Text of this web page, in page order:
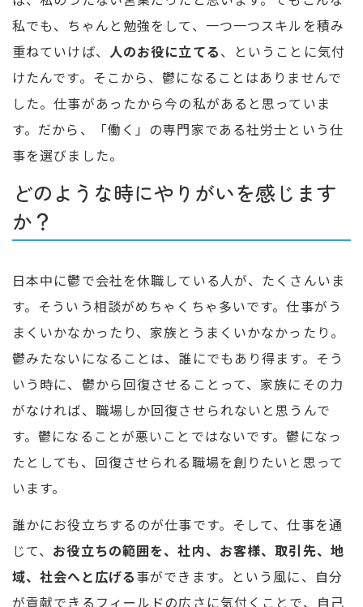
私でも、ちゃんと勉強をして、一つ一つスキルを積み
重ねていけば、 人のお役に立てる、ということに気付
けたんです。そこから、鬱になることはありませんで
した。仕事があったから今の私があると思っていま
す。だから、「働く」の専門家である社労士という仕
事を選びました。
どのような時にやりがいを感じます
か？
日本中に鬱で会社を休職している人が、たくさんいま
す。そういう相談がめちゃくちゃ多いです。仕事がう
まくいかなかったり、家族とうまくいかなかったり。
鬱みたないになることは、誰にでもあり得ます。そう
いう時に、鬱から回復させることって、家族にその力
がなければ、職場しか回復させられないと思うんで
す。鬱になることが悪いことではないです。鬱になっ
たとしても、回復させられる職場を創りたいと思って
います。
誰かにお役立ちするのが仕事です。そして、仕事を通
じて、 お役立ちの範囲を、社内、お客様、取引先、地
域、社会へと広げる事ができます。という風に、自分
が貢献できるフィールドの広さに気付くことで、自己